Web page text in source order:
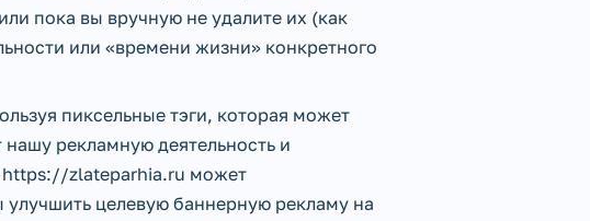
пока вы вручную не удалите их (как
или «времени жизни» конкретного
пиксельные тэги, которая может
рекламную деятельность и
https://zlateparhia.ru может
целевую баннерную рекламу на